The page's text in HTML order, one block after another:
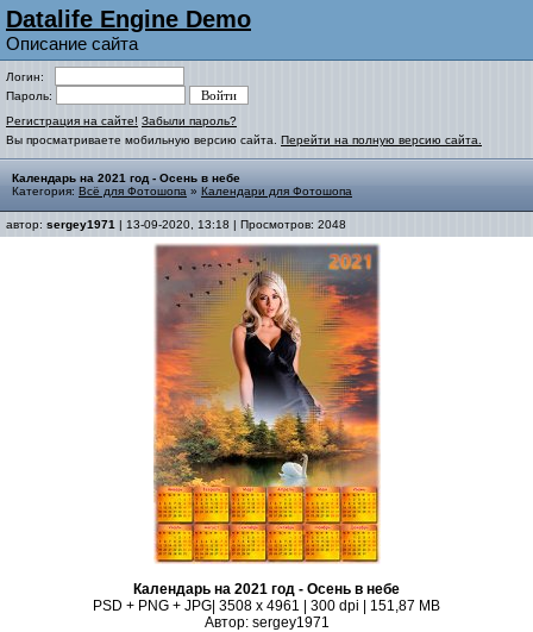
Datalife Engine Demo
Описание сайта
Логин:
Пароль:
Регистрация на сайте! Забыли пароль?
Вы просматриваете мобильную версию сайта. Перейти на полную версию сайта.
Календарь на 2021 год - Осень в небе
Категория: Всё для Фотошопа » Календари для Фотошопа
автор: sergey1971 | 13-09-2020, 13:18 | Просмотров: 2048
Календарь на 2021 год - Осень в небе
PSD + PNG + JPG| 3508 x 4961 | 300 dpi | 151,87 MB
Автор: sergey1971